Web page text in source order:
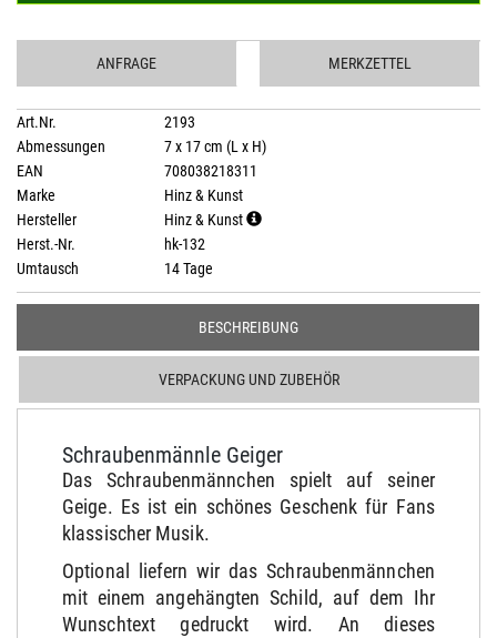
ANFRAGE MERKZETTEL
Art.Nr.
2193
Abmessungen
7 x 17 cm (L x H)
EAN
708038218311
Marke
Hinz & Kunst
Hersteller
Hinz & Kunst
Herst.-Nr.
hk-132
Umtausch
14 Tage
BESCHREIBUNG
VERPACKUNG UND ZUBEHÖR
Schraubenmännle Geiger
Das Schraubenmännchen spielt auf seiner
Geige. Es ist ein schönes Geschenk für Fans
klassischer Musik.
Optional liefern wir das Schraubenmännchen
mit einem angehängten Schild, auf dem Ihr
Wunschtext gedruckt wird. An dieses